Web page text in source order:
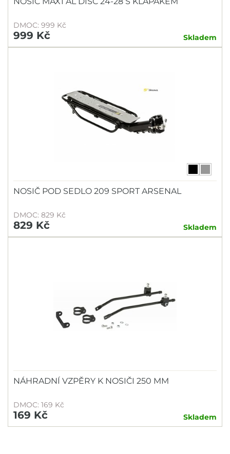
DMOC: 999 Kč
999 Kč Skladem
NOSIČ POD SEDLO 209 SPORT ARSENAL
DMOC: 829 Kč
829 Kč Skladem
NÁHRADNÍ VZPĚRY K NOSIČI 250 MM
DMOC: 169 Kč
169 Kč Skladem